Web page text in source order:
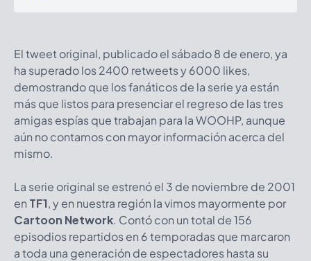
El tweet original, publicado el sábado 8 de enero, ya
ha superado los 2400 retweets y 6000 likes,
demostrando que los fanáticos de la serie ya están
más que listos para presenciar el regreso de las tres
amigas espías que trabajan para la WOOHP, aunque
aún no contamos con mayor información acerca del
mismo.
La serie original se estrenó el 3 de noviembre de 2001
en TF1, y en nuestra región la vimos mayormente por
Cartoon Network. Contó con un total de 156
episodios repartidos en 6 temporadas que marcaron
a toda una generación de espectadores hasta su